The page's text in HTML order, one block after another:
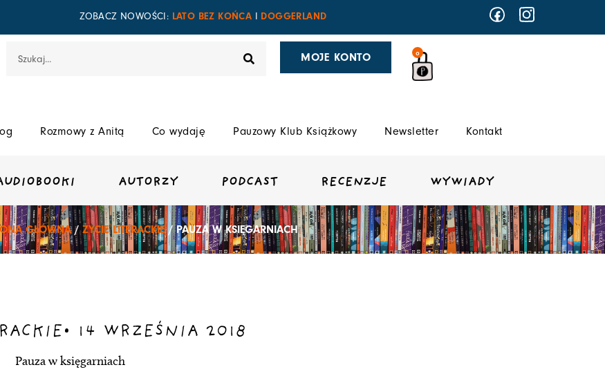
ZOBACZ NOWOŚCI: LATO BEZ KOŃCA DOGGERLAND
MOJE KONTO 0
Rozmowy z Anitą Co wydaję Pauzowy Klub Książkowy Newsletter Kontakt
AUTORZY PODCAST RECENZJE WYWIADY
GŁÓWNA/ŻYCIE LITERACKIE/ PAUZA W KSIĘGARNIACH
• 14 WRZEŚNIA 2018
Pauza w księgarniach